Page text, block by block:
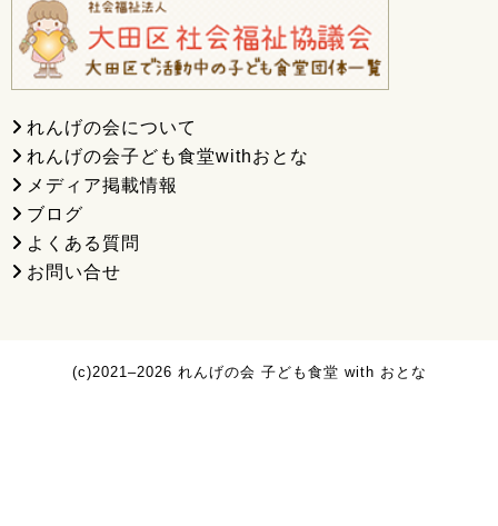
れんげの会について
れんげの会子ども食堂withおとな
メディア掲載情報
ブログ
よくある質問
お問い合せ
(c)2021–2026 れんげの会 子ども食堂 with おとな